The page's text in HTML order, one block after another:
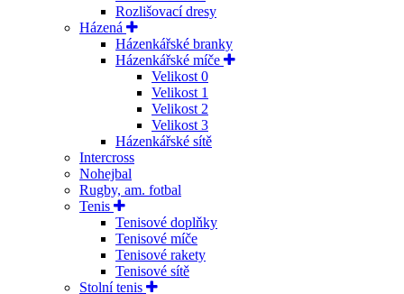
Rozlišovací dresy
Házená
Házenkářské branky
Házenkářské míče
Velikost 0
Velikost 1
Velikost 2
Velikost 3
Házenkářské sítě
Intercross
Nohejbal
Rugby, am. fotbal
Tenis
Tenisové doplňky
Tenisové míče
Tenisové rakety
Tenisové sítě
Stolní tenis